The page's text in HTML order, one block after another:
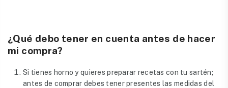
¿Qué debo tener en cuenta antes de hacer
mi compra?
Si tienes horno y quieres preparar recetas con tu sartén;
antes de comprar debes tener presentes las medidas del